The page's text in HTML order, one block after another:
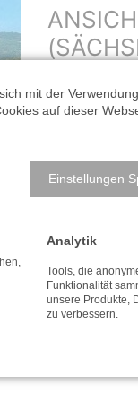
Blick von der
0,60
mit der
auf dieser
Einstellungen
Analytik
Tools, die
Funktionalität
unsere Produkte,
zu verbessern.